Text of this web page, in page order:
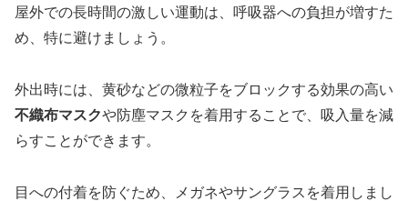
屋外での長時間の激しい運動は、呼吸器への負担が増すた
め、特に避けましょう。
外出時には、黄砂などの微粒子をブロックする効果の高い
不織布マスクや防塵マスクを着用することで、吸入量を減
らすことができます。
目への付着を防ぐため、メガネやサングラスを着用しまし